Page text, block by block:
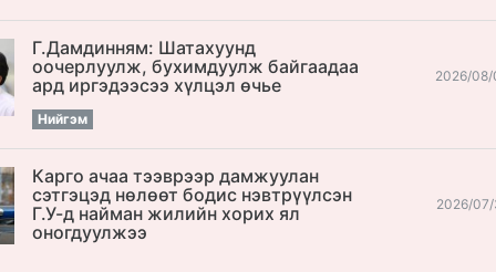
Г.Дамдинням: Шатахуунд
оочерлуулж, бухимдуулж байгаадаа
ард иргэдээсээ хүлцэл өчье
Нийгэм
2026/08/
Карго ачаа тээврээр дамжуулан
сэтгэцэд нөлөөт бодис нэвтрүүлсэн
Г.У-д найман жилийн хорих ял
оногдуулжээ
2026/07/